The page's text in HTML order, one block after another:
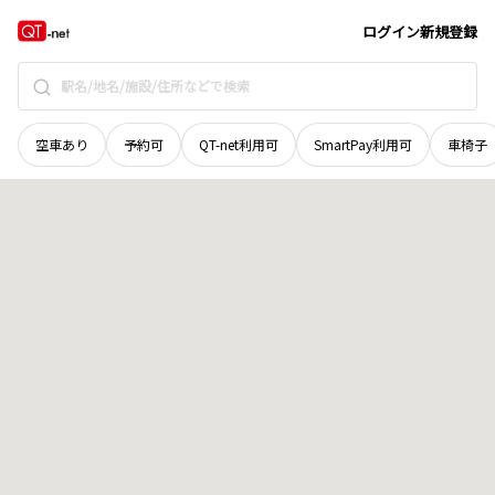
ログイン新規登録
空車あり 予約可 QT-net利用可 SmartPay利用可 車椅子
福井県